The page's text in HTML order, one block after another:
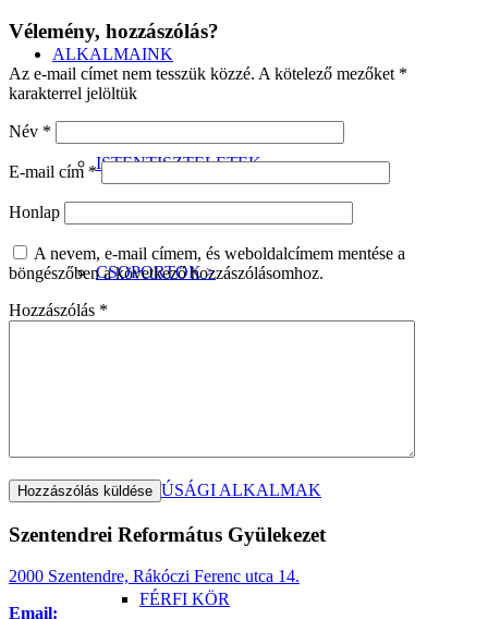
ALKALMAINK
ISTENTISZTELETEK
CSOPORTOK >
IFJÚSÁGI ALKALMAK
FÉRFI KÖR
Vélemény, hozzászólás?
Az e-mail címet nem tesszük közzé. A kötelező mezőket *
karakterrel jelöltük
Név *
E-mail cím *
Honlap
A nevem, e-mail címem, és weboldalcímem mentése a
böngészőben a következő hozzászólásomhoz.
Hozzászólás *
Szentendrei Református Gyülekezet
2000 Szentendre, Rákóczi Ferenc utca 14.
Email: